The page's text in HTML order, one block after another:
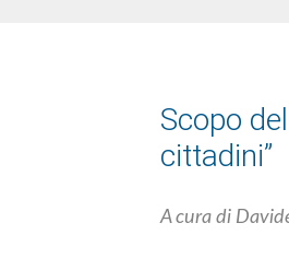
Scopo
cittadini”
A cura di